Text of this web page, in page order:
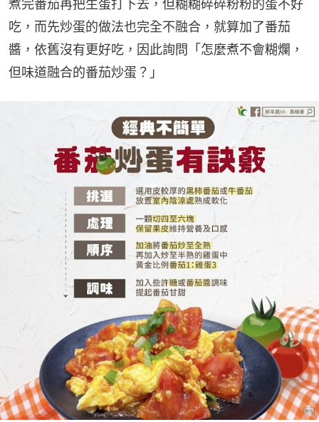
煮完番茄再把生蛋打下去，但糊糊碎碎粉粉的蛋不好
吃，而先炒蛋的做法也完全不融合，就算加了番茄
醬，依舊沒有更好吃，因此詢問「怎麼煮不會糊爛，
但味道融合的番茄炒蛋？」